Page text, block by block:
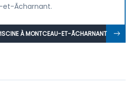
et-Ãcharnant.
À MONTCEAU-ET-ÃCHARNANT